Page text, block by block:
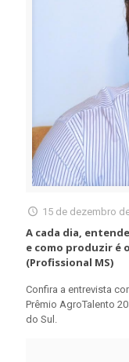
15 de dezembro
A cada dia,
e como produzir é
(Profissional MS)
Confira a entrevista
Prêmio AgroTalento
do Sul.